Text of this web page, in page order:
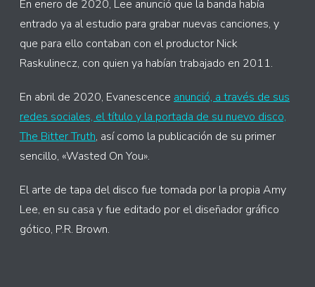
En enero de 2020, Lee anunció que la banda había
entrado ya al estudio para grabar nuevas canciones, y
que para ello contaban con el productor Nick
Raskulinecz, con quien ya habían trabajado en 2011.
En abril de 2020, Evanescence anunció, a través de sus
redes sociales, el título y la portada de su nuevo disco,
The Bitter Truth, así como la publicación de su primer
sencillo, «Wasted On You».
El arte de tapa del disco fue tomada por la propia Amy
Lee, en su casa y fue editado por el diseñador gráfico
gótico, P.R. Brown.